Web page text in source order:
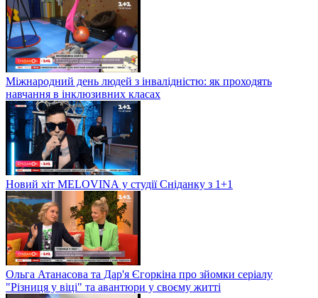
Міжнародний день людей з інвалідністю: як проходять
навчання в інклюзивних класах
Новий хіт MELOVINА у студії Сніданку з 1+1
Ольга Атанасова та Дар'я Єгоркіна про зйомки серіалу
"Різниця у віці" та авантюри у своєму житті